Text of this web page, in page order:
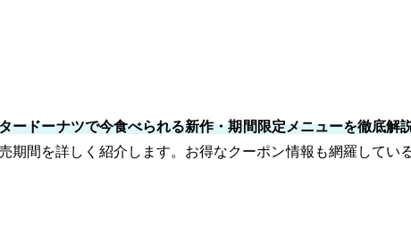
ードーナツで今食べられる新作・期間限定メニューを徹底解
期間を詳しく紹介します。お得なクーポン情報も網羅してい